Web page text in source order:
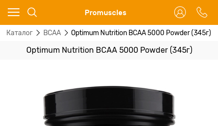
Promuscles
Каталог BCAA Optimum Nutrition BCAA 5000 Powder (345г)
Optimum Nutrition BCAA 5000 Powder (345г)
Ваш город - Москва,
угадали?
ДА НЕТ